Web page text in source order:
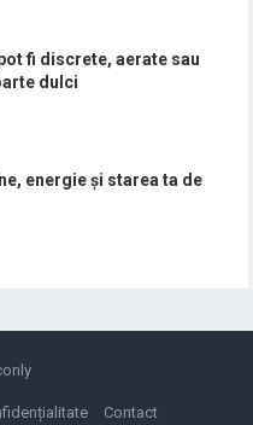
fi discrete, aerate sau
dulci
energie și starea ta de
Contact